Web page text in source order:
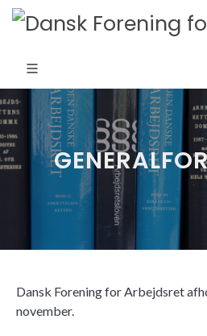
Dansk Forening for Arbejdsret
november.